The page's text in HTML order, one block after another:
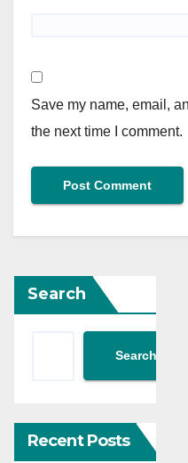
Save my name, email,
the next time I comment.
Search
Search
Recent Posts